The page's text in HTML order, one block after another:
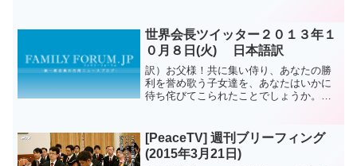
では、｢藤倉氏は、ニュースサイト『やや
日刊カルト新...
世界会長ツイッター２０１３年１
０月８日(火) 日本語訳
訳）お父様！共に集い侍り、あなたの勝
利を誉め歌う子女達を、あなたはいかに
待ち侘びてこられたことでしょうか。
[PeaceTV] 週刊ブリーフィング
(2015年3月21日)